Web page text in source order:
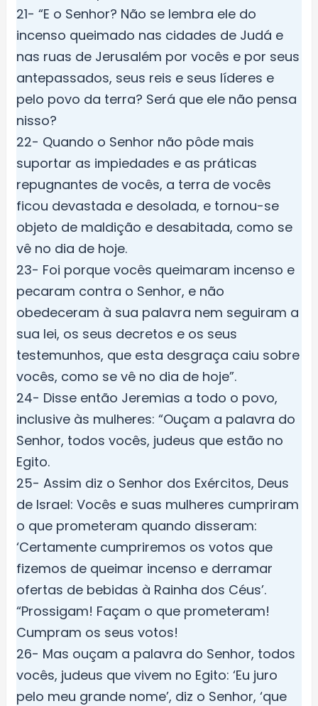
21- “E o Senhor? Não se lembra ele do
incenso queimado nas cidades de Judá e
nas ruas de Jerusalém por vocês e por seus
antepassados, seus reis e seus líderes e
pelo povo da terra? Será que ele não pensa
nisso?
22- Quando o Senhor não pôde mais
suportar as impiedades e as práticas
repugnantes de vocês, a terra de vocês
ficou devastada e desolada, e tornou-se
objeto de maldição e desabitada, como se
vê no dia de hoje.
23- Foi porque vocês queimaram incenso e
pecaram contra o Senhor, e não
obedeceram à sua palavra nem seguiram a
sua lei, os seus decretos e os seus
testemunhos, que esta desgraça caiu sobre
vocês, como se vê no dia de hoje”.
24- Disse então Jeremias a todo o povo,
inclusive às mulheres: “Ouçam a palavra do
Senhor, todos vocês, judeus que estão no
Egito.
25- Assim diz o Senhor dos Exércitos, Deus
de Israel: Vocês e suas mulheres cumpriram
o que prometeram quando disseram:
‘Certamente cumpriremos os votos que
fizemos de queimar incenso e derramar
ofertas de bebidas à Rainha dos Céus’.
“Prossigam! Façam o que prometeram!
Cumpram os seus votos!
26- Mas ouçam a palavra do Senhor, todos
vocês, judeus que vivem no Egito: ‘Eu juro
pelo meu grande nome’, diz o Senhor, ‘que